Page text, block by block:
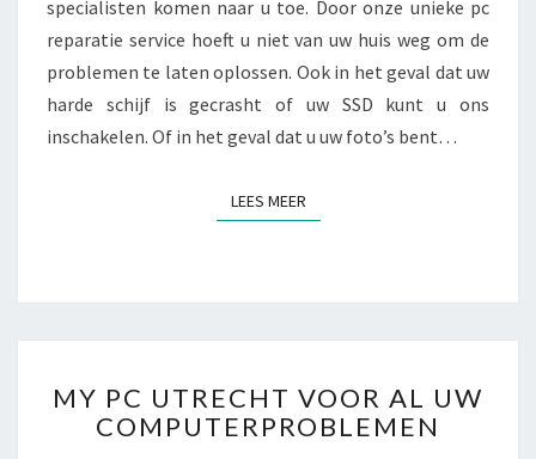
R
E
P
A
R
E
specialisten komen naar u toe. Door onze unieke pc
reparatie service hoeft u niet van uw huis weg om de
problemen te laten oplossen. Ook in het geval dat uw
harde schijf is gecrasht of uw SSD kunt u ons
inschakelen. Of in het geval dat u uw foto’s bent…
LEES MEER
Y
P
MY PC UTRECHT VOOR AL UW
COMPUTERPROBLEMEN